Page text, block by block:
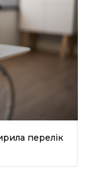
перелік